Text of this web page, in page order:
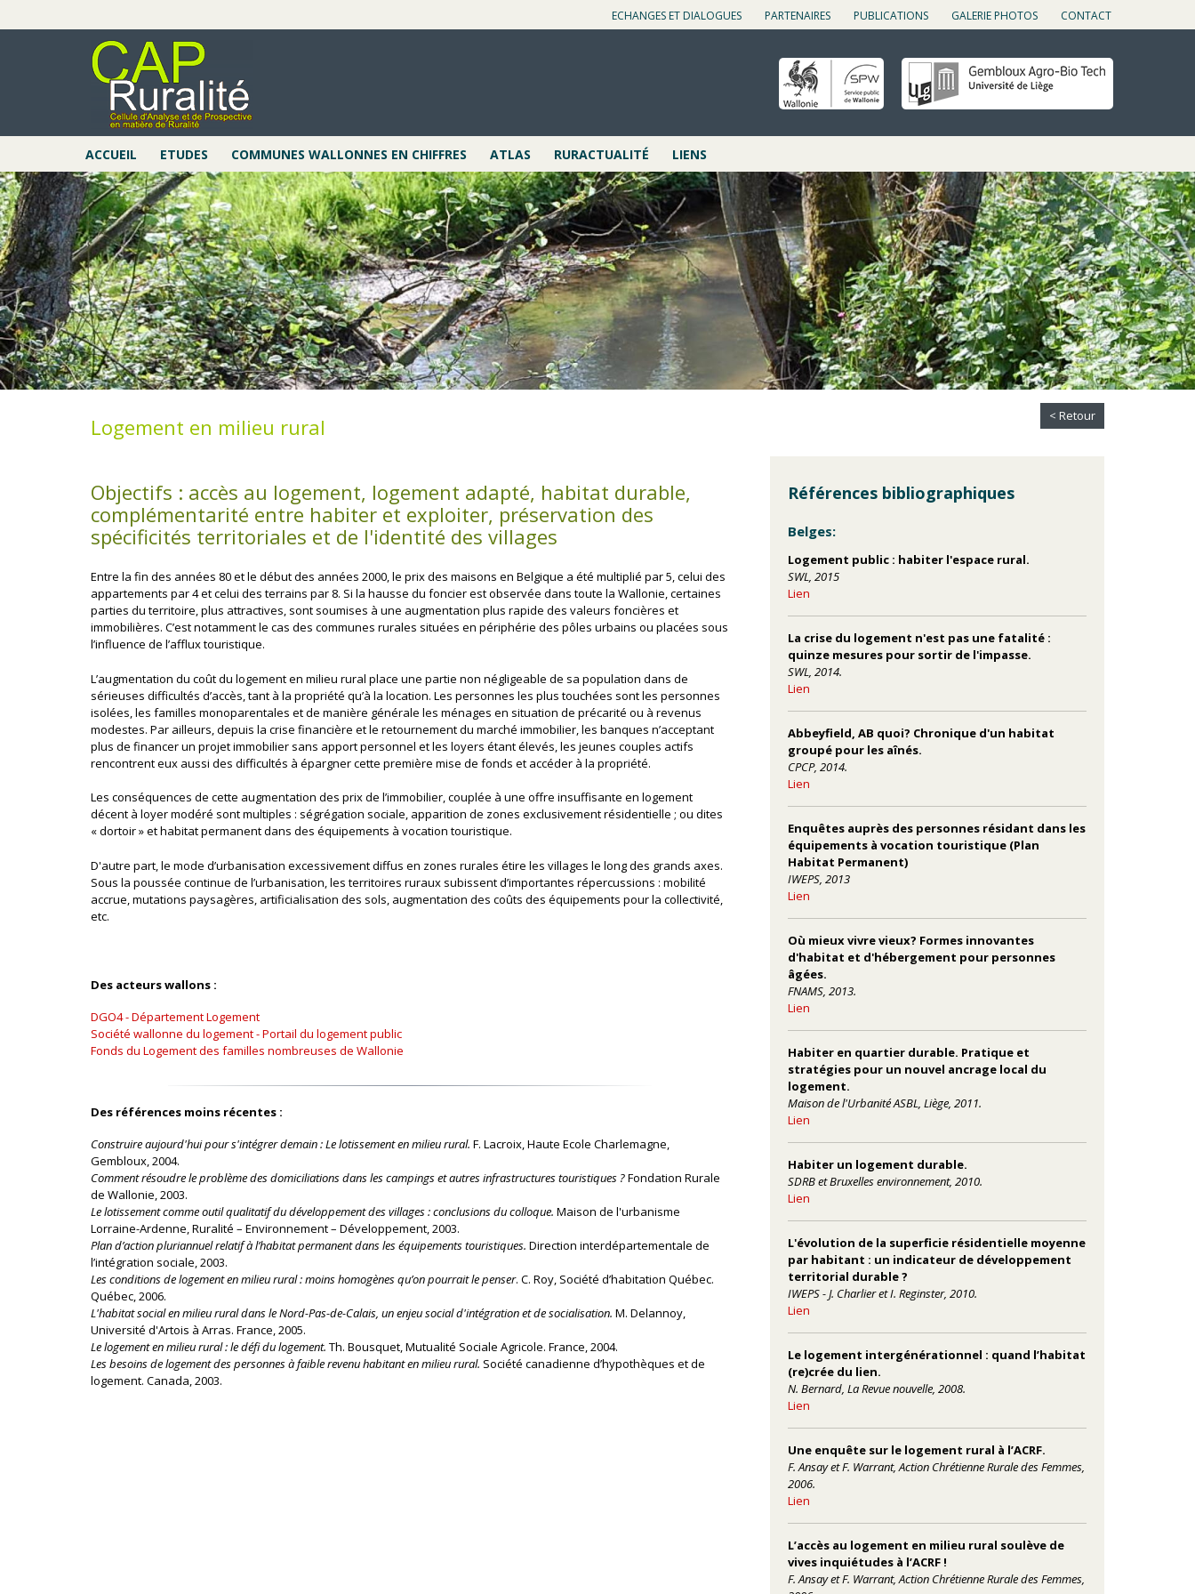
ECHANGES ET DIALOGUES PARTENAIRES PUBLICATIONS GALERIE PHOTOS CONTACT
ACCUEIL ETUDES COMMUNES WALLONNES EN CHIFFRES ATLAS RURACTUALITÉ LIENS
Logement en milieu rural < Retour
Objectifs : accès au logement, logement adapté, habitat durable,
complémentarité entre habiter et exploiter, préservation des
spécificités territoriales et de l'identité des villages
Entre la fin des années 80 et le début des années 2000, le prix des maisons en Belgique a été multiplié par 5, celui des
appartements par 4 et celui des terrains par 8. Si la hausse du foncier est observée dans toute la Wallonie, certaines
parties du territoire, plus attractives, sont soumises à une augmentation plus rapide des valeurs foncières et
immobilières. C’est notamment le cas des communes rurales situées en périphérie des pôles urbains ou placées sous
l’influence de l’afflux touristique.
L’augmentation du coût du logement en milieu rural place une partie non négligeable de sa population dans de
sérieuses difficultés d’accès, tant à la propriété qu’à la location. Les personnes les plus touchées sont les personnes
isolées, les familles monoparentales et de manière générale les ménages en situation de précarité ou à revenus
modestes. Par ailleurs, depuis la crise financière et le retournement du marché immobilier, les banques n’acceptant
plus de financer un projet immobilier sans apport personnel et les loyers étant élevés, les jeunes couples actifs
rencontrent eux aussi des difficultés à épargner cette première mise de fonds et accéder à la propriété.
Les conséquences de cette augmentation des prix de l’immobilier, couplée à une offre insuffisante en logement
décent à loyer modéré sont multiples : ségrégation sociale, apparition de zones exclusivement résidentielle ; ou dites
« dortoir » et habitat permanent dans des équipements à vocation touristique.
D'autre part, le mode d’urbanisation excessivement diffus en zones rurales étire les villages le long des grands axes.
Sous la poussée continue de l’urbanisation, les territoires ruraux subissent d’importantes répercussions : mobilité
accrue, mutations paysagères, artificialisation des sols, augmentation des coûts des équipements pour la collectivité,
etc.
Des acteurs wallons :
DGO4 - Département Logement
Société wallonne du logement - Portail du logement public
Fonds du Logement des familles nombreuses de Wallonie
Des références moins récentes :
Construire aujourd'hui pour s'intégrer demain : Le lotissement en milieu rural. F. Lacroix, Haute Ecole Charlemagne,
Gembloux, 2004.
Comment résoudre le problème des domiciliations dans les campings et autres infrastructures touristiques ?Fondation Rurale
de Wallonie, 2003.
Le lotissement comme outil qualitatif du développement des villages : conclusions du colloque. Maison de l'urbanisme
Lorraine-Ardenne, Ruralité – Environnement – Développement, 2003.
Plan d’action pluriannuel relatif à l’habitat permanent dans les équipements touristiques. Direction interdépartementale de
l’intégration sociale, 2003.
Les conditions de logement en milieu rural : moins homogènes qu’on pourrait le penser. C. Roy, Société d’habitation Québec.
Québec, 2006.
L'habitat social en milieu rural dans le Nord-Pas-de-Calais, un enjeu social d'intégration et de socialisation. M. Delannoy,
Université d'Artois à Arras. France, 2005.
Le logement en milieu rural : le défi du logement. Th. Bousquet, Mutualité Sociale Agricole. France, 2004.
Les besoins de logement des personnes à faible revenu habitant en milieu rural. Société canadienne d’hypothèques et de
logement. Canada, 2003.
Références bibliographiques
Belges:
Logement public : habiter l'espace rural.
SWL, 2015
Lien
La crise du logement n'est pas une fatalité :
quinze mesures pour sortir de l'impasse.
SWL, 2014.
Lien
Abbeyfield, AB quoi? Chronique d'un habitat
groupé pour les aînés.
CPCP, 2014.
Lien
Enquêtes auprès des personnes résidant dans les
équipements à vocation touristique (Plan
Habitat Permanent)
IWEPS, 2013
Lien
Où mieux vivre vieux? Formes innovantes
d'habitat et d'hébergement pour personnes
âgées.
FNAMS, 2013.
Lien
Habiter en quartier durable. Pratique et
stratégies pour un nouvel ancrage local du
logement.
Maison de l'Urbanité ASBL, Liège, 2011.
Lien
Habiter un logement durable.
SDRB et Bruxelles environnement, 2010.
Lien
L'évolution de la superficie résidentielle moyenne
par habitant : un indicateur de développement
territorial durable ?
IWEPS - J. Charlier et I. Reginster, 2010.
Lien
Le logement intergénérationnel : quand l’habitat
(re)crée du lien.
N. Bernard, La Revue nouvelle, 2008.
Lien
Une enquête sur le logement rural à l’ACRF.
F. Ansay et F. Warrant, Action Chrétienne Rurale des Femmes,
2006.
Lien
L’accès au logement en milieu rural soulève de
vives inquiétudes à l’ACRF !
F. Ansay et F. Warrant, Action Chrétienne Rurale des Femmes,